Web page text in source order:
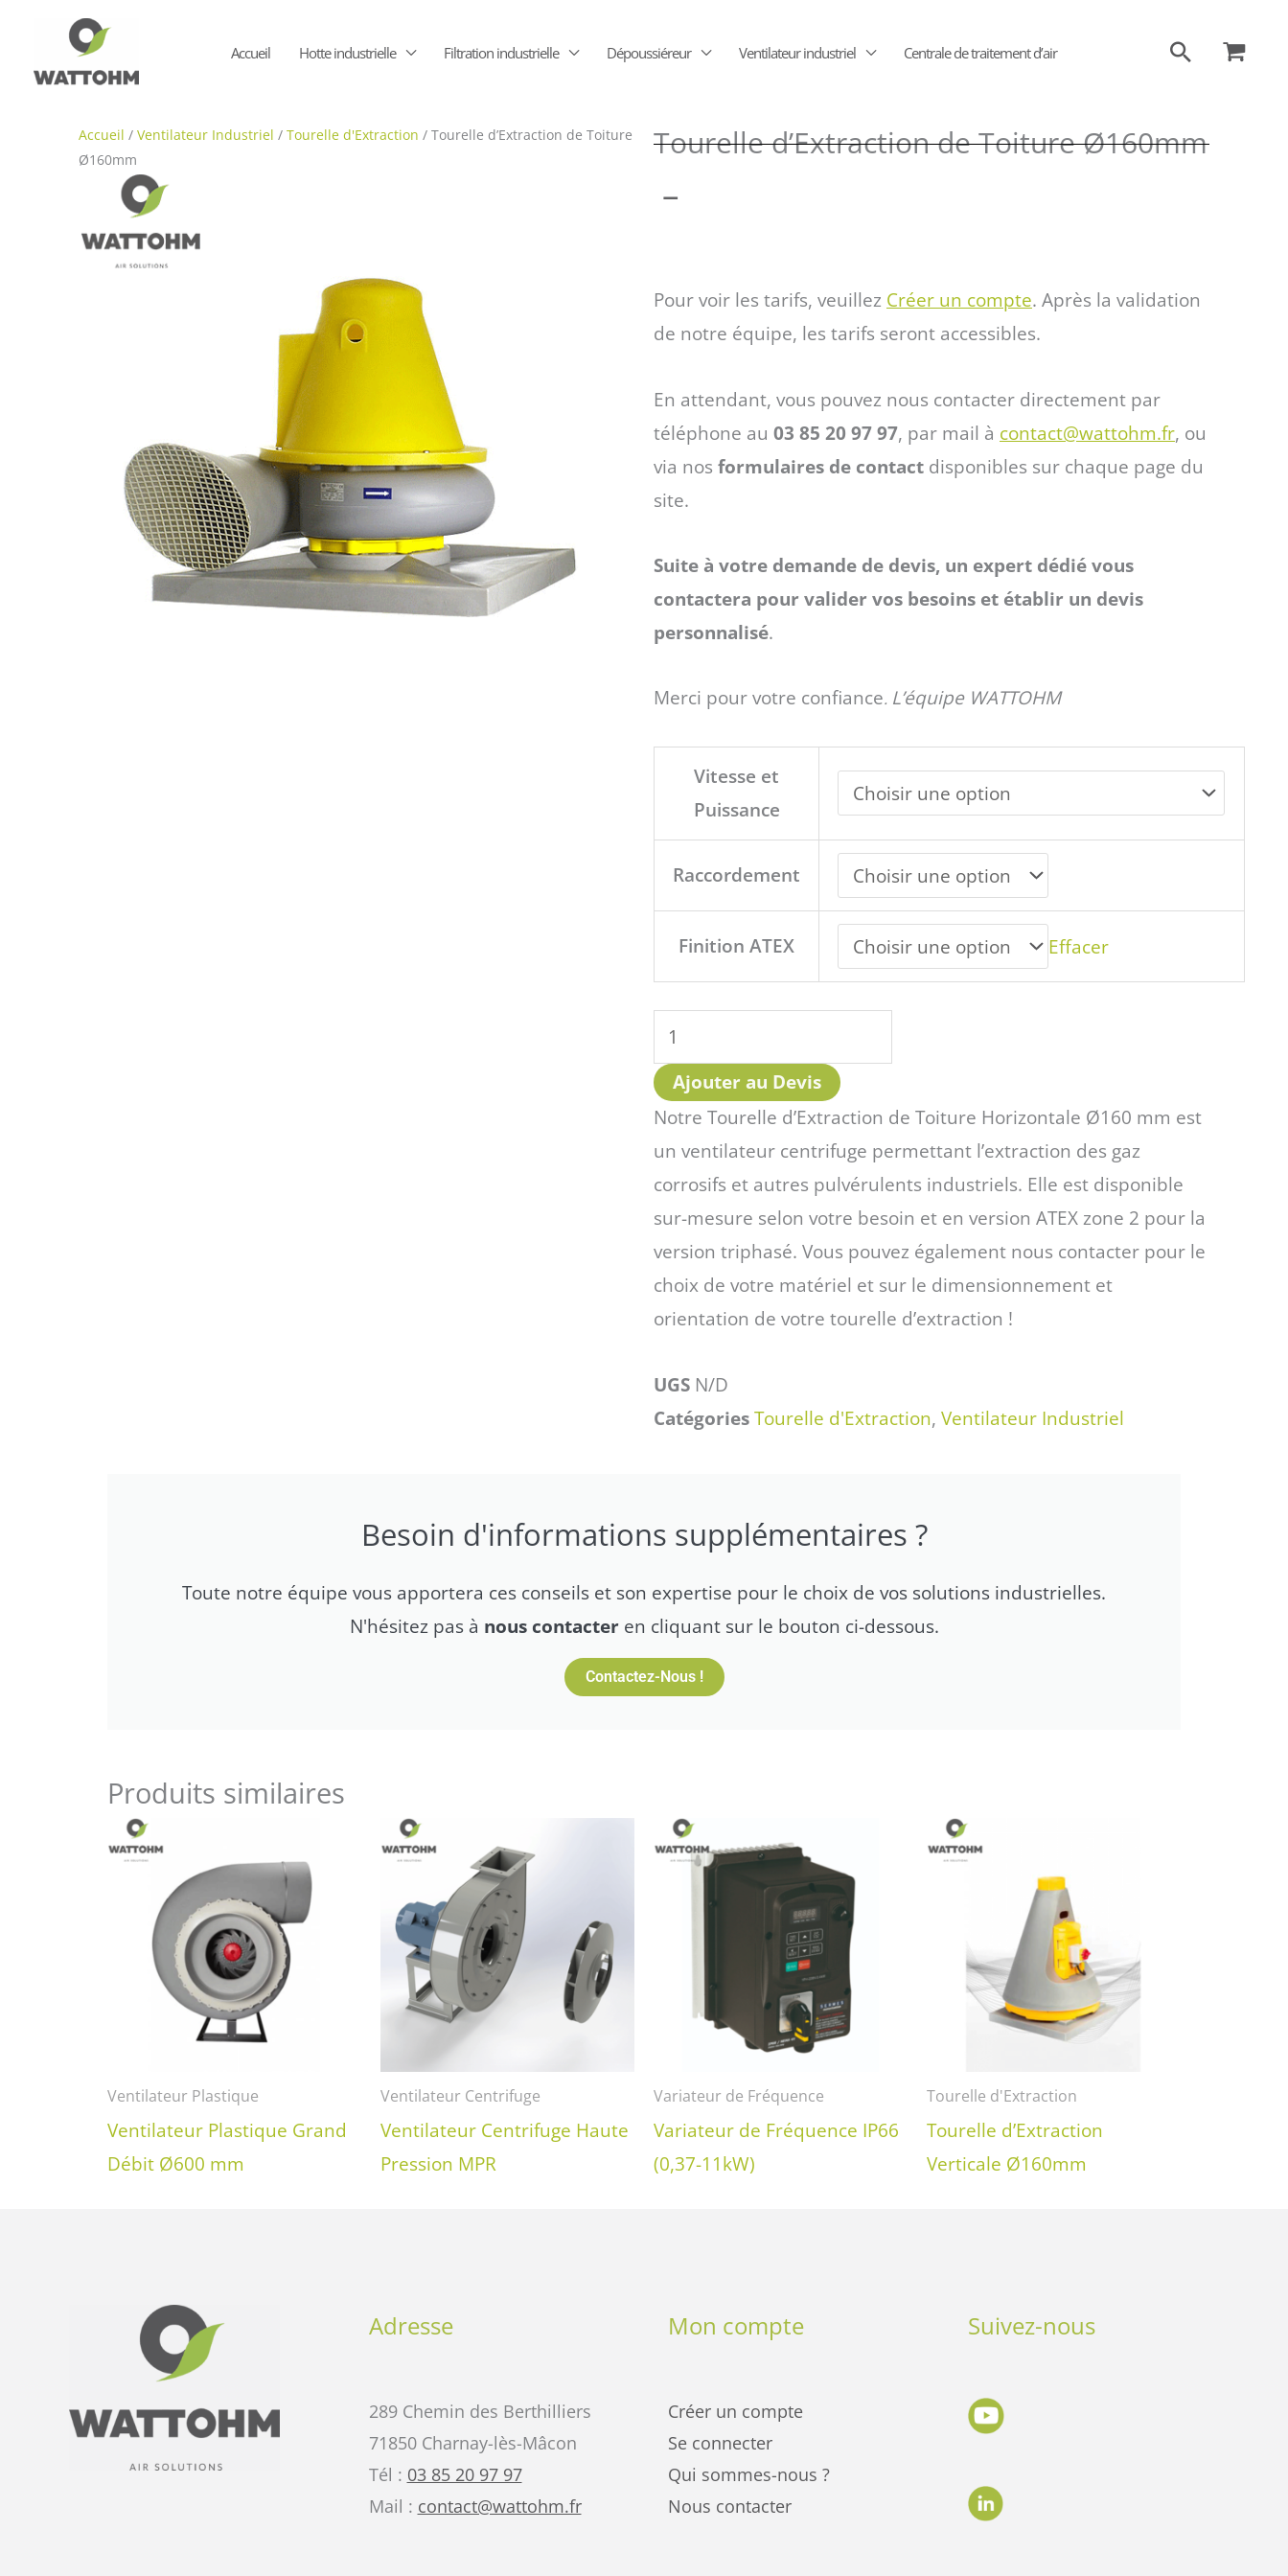
contenu
Accueil Hotte industrielle Filtration industrielle Dépoussiéreur Ventilateur industriel Centrale de traitement d’air
Accueil / Ventilateur Industriel / Tourelle d'Extraction / Tourelle d’Extraction de Toiture
Ø160mm
Tourelle d’Extraction de Toiture Ø160mm
–
prix :
1310 €
à
4460 €
Pour voir les tarifs, veuillez Créer un compte. Après la validation
de notre équipe, les tarifs seront accessibles.
En attendant, vous pouvez nous contacter directement par
téléphone au 03 85 20 97 97, par mail à contact@wattohm.fr, ou
via nos formulaires de contact disponibles sur chaque page du
site.
Suite à votre demande de devis, un expert dédié vous
contactera pour valider vos besoins et établir un devis
personnalisé.
Merci pour votre confiance. L’équipe WATTOHM
Vitesse et
Puissance
Raccordement
Finition ATEX Effacer
quantité
d'Extraction
Ajouter au Devis
Notre Tourelle d’Extraction de Toiture Horizontale Ø160 mm est
un ventilateur centrifuge permettant l’extraction des gaz
corrosifs et autres pulvérulents industriels. Elle est disponible
sur-mesure selon votre besoin et en version ATEX zone 2 pour la
version triphasé. Vous pouvez également nous contacter pour le
choix de votre matériel et sur le dimensionnement et
orientation de votre tourelle d’extraction !
UGS N/D
CatégoriesTourelle d'Extraction, Ventilateur Industriel
Besoin d'informations supplémentaires ?
Toute notre équipe vous apportera ces conseils et son expertise pour le choix de vos solutions industrielles.
N'hésitez pas à nous contacteren cliquant sur le bouton ci-dessous.
Contactez-Nous !
Produits similaires
Ventilateur Plastique
Ventilateur Plastique Grand
Débit Ø600 mm
Ventilateur Centrifuge
Ventilateur Centrifuge Haute
Pression MPR
Variateur de Fréquence
Variateur de Fréquence IP66
(0,37-11kW)
Tourelle d'Extraction
Tourelle d’Extraction
Verticale Ø160mm
Adresse
289 Chemin des Berthilliers
71850 Charnay-lès-Mâcon
Tél : 03 85 20 97 97
Mail : contact@wattohm.fr
Mon compte
Créer un compte
Se connecter
Qui sommes-nous ?
Nous contacter
Suivez-nous